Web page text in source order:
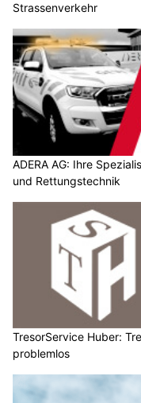
Strassenverkehr
ADERA AG: Ihre
und Rettungstechnik
TresorService Huber:
problemlos